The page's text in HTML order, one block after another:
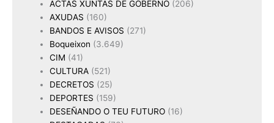
ACTAS XUNTAS DE GOBERNO (206)
AXUDAS (160)
BANDOS E AVISOS (271)
Boqueixon (3.649)
CIM (41)
CULTURA (521)
DECRETOS (25)
DEPORTES (159)
DESEÑANDO O TEU FUTURO (16)